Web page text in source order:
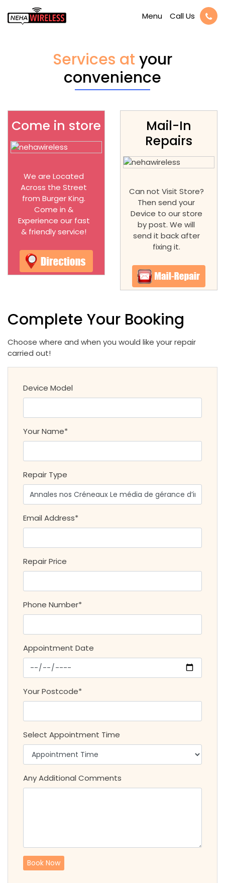
Menu Call Us
Services at your
convenience
Come in store
We are Located
Across the Street
from Burger King.
Come in &
Experience our fast
& friendly service!
Mail-In
Repairs
Can not Visit Store?
Then send your
Device to our store
by post. We will
send it back after
fixing it.
Complete Your Booking
Choose where and when you would like your repair
carried out!
Device Model
Your Name*
Repair Type
Email Address*
Repair Price
Phone Number*
Appointment Date
Your Postcode*
Select Appointment Time
Any Additional Comments